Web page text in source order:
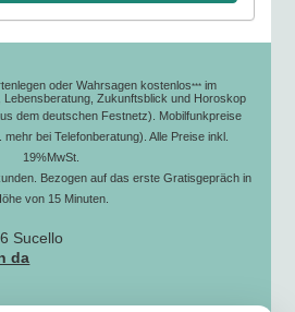
oder Wahrsagen kostenlos*** im
Zukunftsblick und Horoskop
dem deutschen Festnetz). Mobilfunkpreise
bei Telefonberatung). Alle Preise inkl.
19%MwSt.
Bezogen auf das erste Gratisgepräch in
von 15 Minuten.
Sucello
da